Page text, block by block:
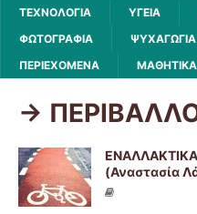
ΤΕΧΝΟΛΟΓΙΑ
ΥΓΕΙΑ
ΦΩΤΟΓΡΑΦΙΑ
ΨΥΧΑΓΩΓΙΑ
ΠΕΡΙΕΧΟΜΕΝΑ
->
(Αναστασία